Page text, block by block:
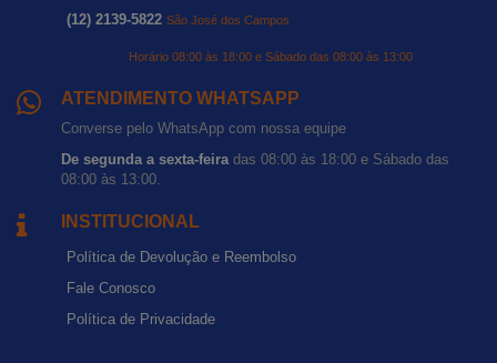
(12) 2139-5822 São José dos Campos
Horário 08:00 às 18:00 e Sábado das 08:00 às 13:00
ATENDIMENTO WHATSAPP
Converse pelo WhatsApp com nossa equipe
De segunda a sexta-feiradas 08:00 às 18:00 e Sábado das
08:00 às 13:00.
INSTITUCIONAL
Política de Devolução e Reembolso
Fale Conosco
Política de Privacidade